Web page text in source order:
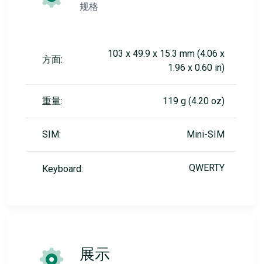
规格
方面:
103 x 49.9 x 15.3 mm (4.06 x
1.96 x 0.60 in)
重量: 119 g (4.20 oz)
SIM: Mini-SIM
Keyboard: QWERTY
展示